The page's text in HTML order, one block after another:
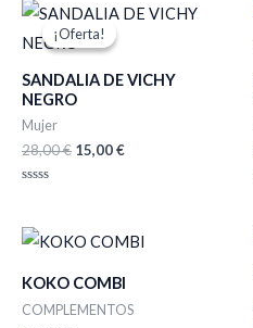
¡Oferta!
¡Oferta!
SANDALIA DE VICHY
NEGRO
Mujer
28,00€
El
precio
original
28,00 €.
15,00€
El
precio
15,00 €.
de
5
KOKO COMBI
COMPLEMENTOS